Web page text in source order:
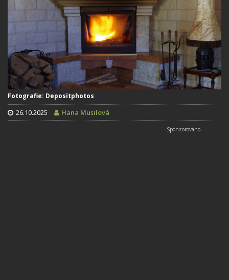
Fotografie: Depositphotos
26.10.2025 Hana Musilová